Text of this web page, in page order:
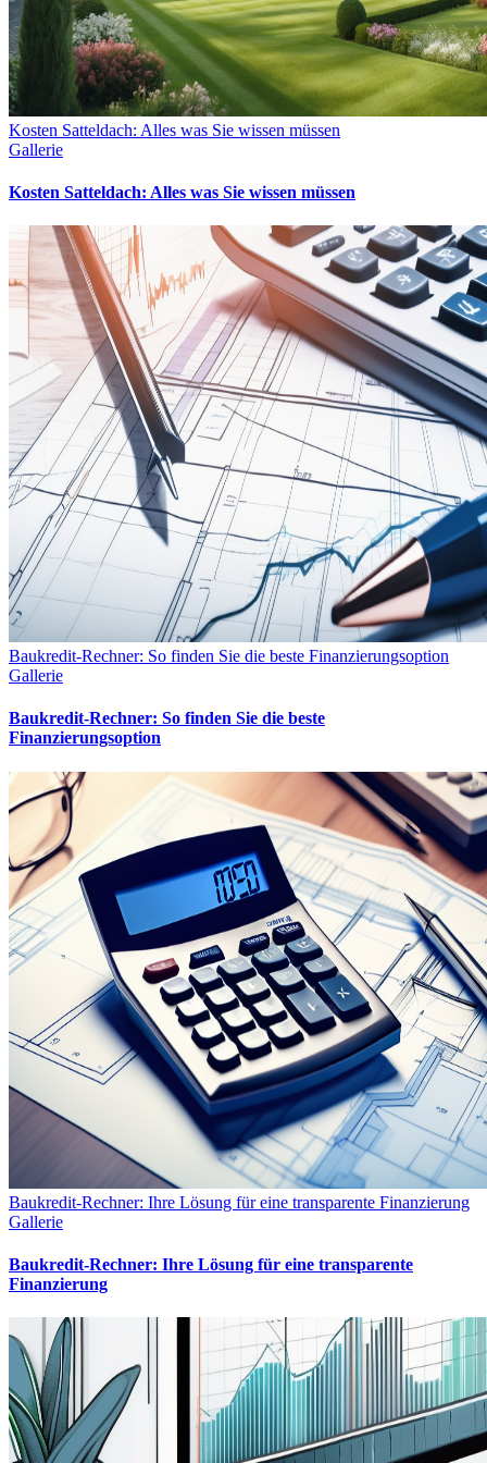
Kosten Satteldach: Alles was Sie wissen müssen
Gallerie
Kosten Satteldach: Alles was Sie wissen müssen
Baukredit-Rechner: So finden Sie die beste Finanzierungsoption
Gallerie
Baukredit-Rechner: So finden Sie die beste
Finanzierungsoption
Baukredit-Rechner: Ihre Lösung für eine transparente Finanzierung
Gallerie
Baukredit-Rechner: Ihre Lösung für eine transparente
Finanzierung